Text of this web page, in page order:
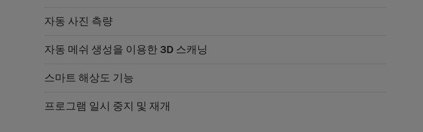
자동 사진 측량
자동 메쉬 생성을 이용한 3D 스캐닝
스마트 해상도 기능
프로그램 일시 중지 및 재개